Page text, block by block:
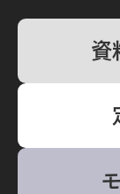
資